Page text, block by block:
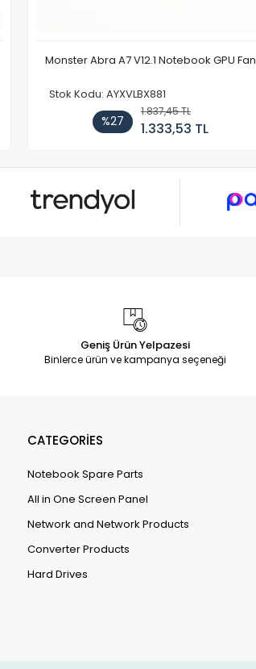
Monster Abra A7 V12.1 Notebook GPU Fan
Stok Kodu: AYXVLBX881
%27
1.837,45 TL
1.333,53 TL
Geniş Ürün Yelpazesi
Binlerce ürün ve kampanya seçeneği
CATEGORİES
Notebook Spare Parts
All in One Screen Panel
Network and Network Products
Converter Products
Hard Drives